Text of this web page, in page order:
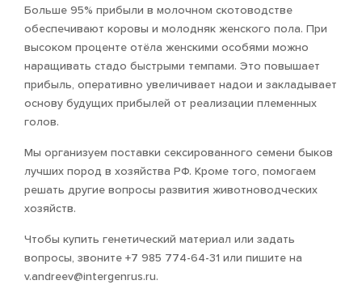
Больше 95% прибыли в молочном скотоводстве
обеспечивают коровы и молодняк женского пола. При
высоком проценте отёла женскими особями можно
наращивать стадо быстрыми темпами. Это повышает
прибыль, оперативно увеличивает надои и закладывает
основу будущих прибылей от реализации племенных
голов.
Мы организуем поставки сексированного семени быков
лучших пород в хозяйства РФ. Кроме того, помогаем
решать другие вопросы развития животноводческих
хозяйств.
Чтобы купить генетический материал или задать
вопросы, звоните +7 985 774-64-31 или пишите на
v.andreev@intergenrus.ru.